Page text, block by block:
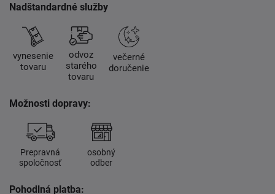
Nadštandardné služby
vynesenie
tovaru
odvoz
starého
tovaru
večerné
doručenie
Možnosti dopravy:
Prepravná
spoločnosť
osobný
odber
Pohodlná platba: